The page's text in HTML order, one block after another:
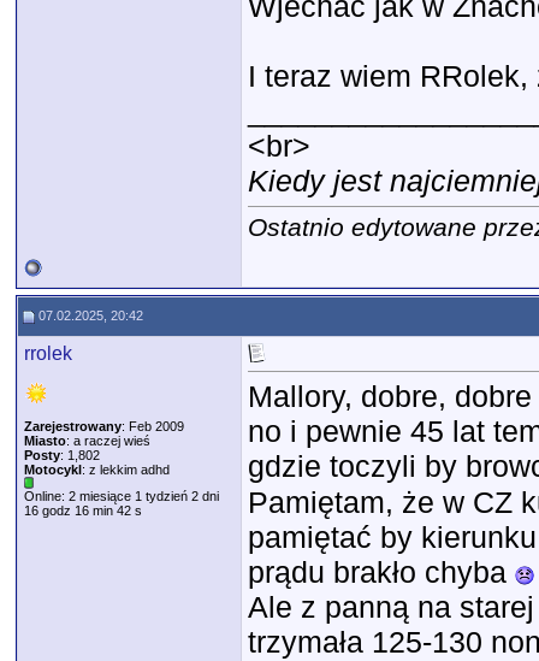
I teraz wiem RRolek,
<br>
Kiedy jest
Ostatnio edytowane
07.02.2025, 20:42
rrolek
Zarejestrowany: Feb 2009
Miasto: a raczej wieś
Posty: 1,802
Motocykl: z lekkim adhd
Online: 2 miesiące 1 tydzień 2 dni
16 godz 16 min 42 s
Mallory, dobre,
no i pewnie 45 lat
gdzie toczyli by
Pamiętam, że w CZ
pamiętać by
prądu brakło chyba
Ale z panną na
trzymała 125-130